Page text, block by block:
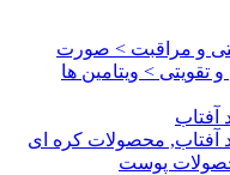
و مراقبت > صورت
> ویتامین ها
محصولات کره ای
پوست